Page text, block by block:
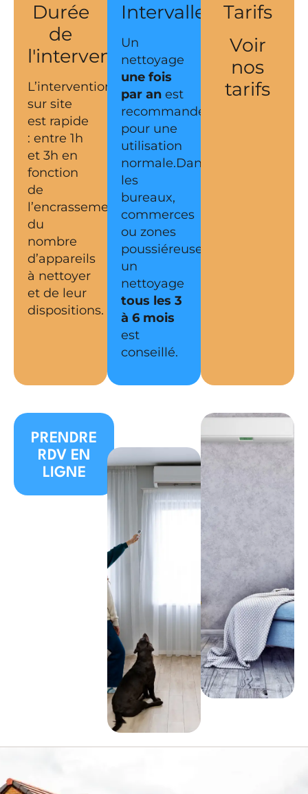
Durée
de
l'intervention
L’intervention
sur site
est rapide
: entre 1h
et 3h en
fonction
de
l’encrassement,
du
nombre
d’appareils
à nettoyer
et de leur
dispositions.
Intervalles
Un
nettoyage
une fois
par an est
recommandé
pour une
utilisation
normale.Dans
les
bureaux,
commerces
ou zones
poussiéreuses,
un
nettoyage
tous les 3
à 6 mois
est
conseillé.
Tarifs
Voir
nos
tarifs
PRENDRE
RDV EN
LIGNE